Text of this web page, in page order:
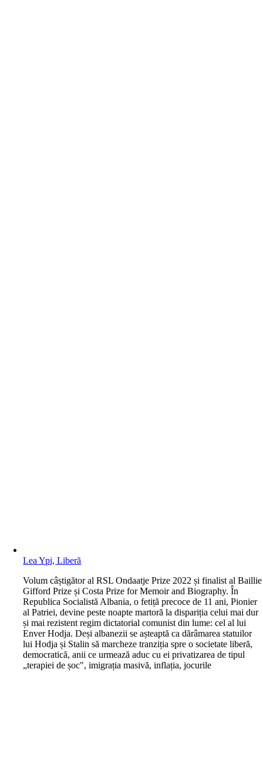
Lea Ypi, Liberă
Volum câștigător al RSL Ondaatje Prize 2022 și finalist al Baillie
Gifford Prize și Costa Prize for Memoir and Biography. În
Republica Socialistă Albania, o fetiță precoce de 11 ani, Pionier
al Patriei, devine peste noapte martoră la dispariția celui mai dur
și mai rezistent regim dictatorial comunist din lume: cel al lui
Enver Hodja. Deși albanezii se așteaptă ca dărâmarea statuilor
lui Hodja și Stalin să marcheze tranziția spre o societate liberă,
democratică, anii ce urmează aduc cu ei privatizarea de tipul
„terapiei de șoc", imigrația masivă, inflația, jocurile